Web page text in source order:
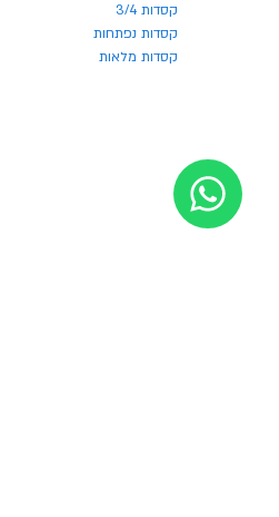
קסדות 3/4
קסדות נפתחות
קסדות מלאות